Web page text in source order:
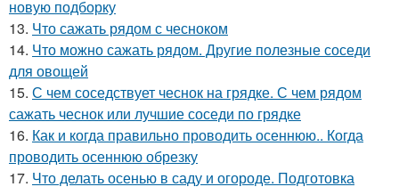
новую подборку
13. Что сажать рядом с чесноком
14. Что можно сажать рядом. Другие полезные соседи
для овощей
15. С чем соседствует чеснок на грядке. С чем рядом
сажать чеснок или лучшие соседи по грядке
16. Как и когда правильно проводить осеннюю.. Когда
проводить осеннюю обрезку
17. Что делать осенью в саду и огороде. Подготовка